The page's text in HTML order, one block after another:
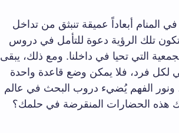
المنام أبعاداً عميقة تنبثق من تداخل
تكون تلك الرؤية دعوة للتأمل في دروس
التي تحيا في داخلنا. ومع ذلك، يبقى
لكل فرد، فلا يمكن وضع قاعدة واحدة
ونور الفهم يُضيء دروب البحث في عالم
لك هذه الحضارات المنقرضة في حلمك؟